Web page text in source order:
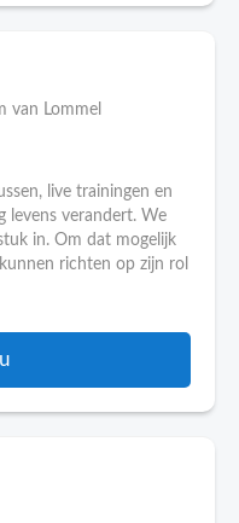
van Lommel
live trainingen en
levens verandert. We
in. Om dat mogelijk
richten op zijn rol